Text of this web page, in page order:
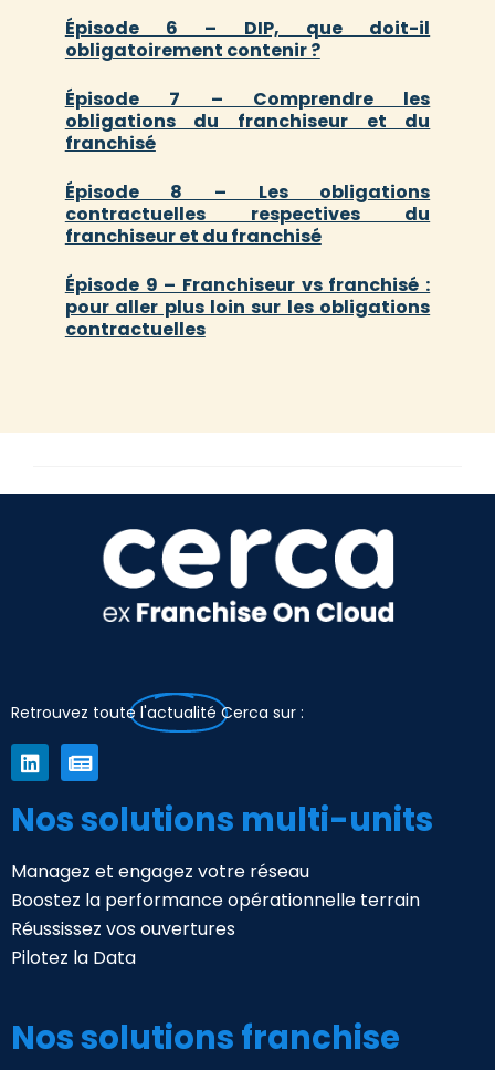
Épisode 6 – DIP, que doit-il
obligatoirement contenir ?
Épisode 7 – Comprendre les
obligations du franchiseur et du
franchisé
Épisode 8 – Les obligations
contractuelles respectives du
franchiseur et du franchisé
Épisode 9 – Franchiseur vs franchisé :
pour aller plus loin sur les obligations
contractuelles
Retrouvez toute l'actualité Cerca sur :
Nos solutions multi-units
Managez et engagez votre réseau
Boostez la performance opérationnelle terrain
Réussissez vos ouvertures
Pilotez la Data
Nos solutions franchise